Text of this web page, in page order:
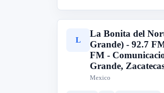
L
La Bonita del
Grande) - 92.7
FM -
Grande,
Mexico